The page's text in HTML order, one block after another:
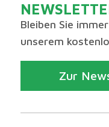
Bleiben Sie
unserem
Zur